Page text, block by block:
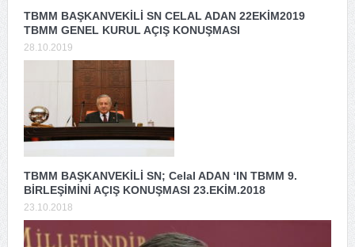
TBMM BAŞKANVEKİLİ SN CELAL ADAN 22EKİM2019
TBMM GENEL KURUL AÇIŞ KONUŞMASI
28.10.2019
TBMM BAŞKANVEKİLİ SN; Celal ADAN ‘IN TBMM 9.
BİRLEŞİMİNİ AÇIŞ KONUŞMASI 23.EKİM.2018
23.10.2018